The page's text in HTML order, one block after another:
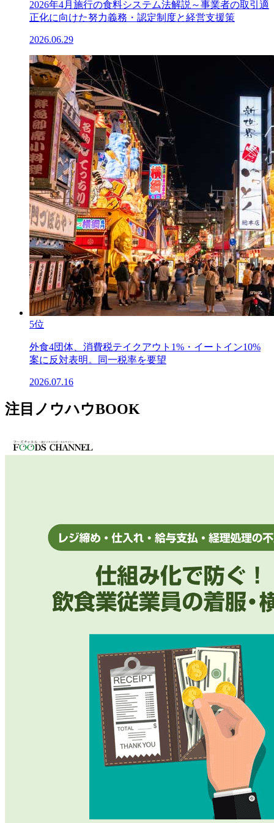
2026年4月施行の食料システム法解説～事業者の取引適
正化に向けた努力義務・認定制度と経営支援策
2026.06.29
5位
外食4団体、消費税テイクアウト1%・イートイン10%
案に反対表明。同一税率を要望
2026.07.16
注目ノウハウBOOK